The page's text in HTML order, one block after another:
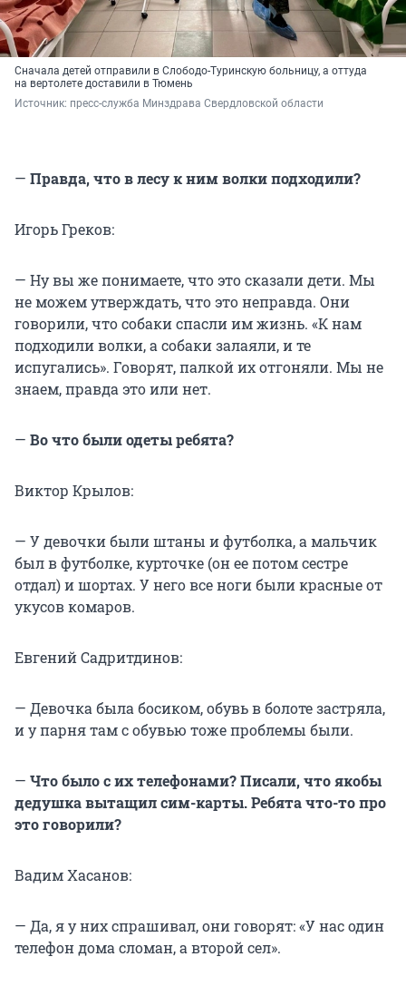
Сначала детей отправили в Слободо-Туринскую больницу, а оттуда
на вертолете доставили в Тюмень
Источник: пресс-служба Минздрава Свердловской области
— Правда, что в лесу к ним волки подходили?
Игорь Греков:
— Ну вы же понимаете, что это сказали дети. Мы
не можем утверждать, что это неправда. Они
говорили, что собаки спасли им жизнь. «К нам
подходили волки, а собаки залаяли, и те
испугались». Говорят, палкой их отгоняли. Мы не
знаем, правда это или нет.
— Во что были одеты ребята?
Виктор Крылов:
— У девочки были штаны и футболка, а мальчик
был в футболке, курточке (он ее потом сестре
отдал) и шортах. У него все ноги были красные от
укусов комаров.
Евгений Садритдинов:
— Девочка была босиком, обувь в болоте застряла,
и у парня там с обувью тоже проблемы были.
— Что было с их телефонами? Писали, что якобы
дедушка вытащил сим-карты. Ребята что-то про
это говорили?
Вадим Хасанов:
— Да, я у них спрашивал, они говорят: «У нас один
телефон дома сломан, а второй сел».